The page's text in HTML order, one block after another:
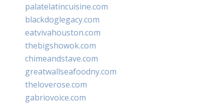
palatelatincuisine.com
blackdoglegacy.com
eatvivahouston.com
thebigshowok.com
chimeandstave.com
greatwallseafoodny.com
theloverose.com
gabriovoice.com